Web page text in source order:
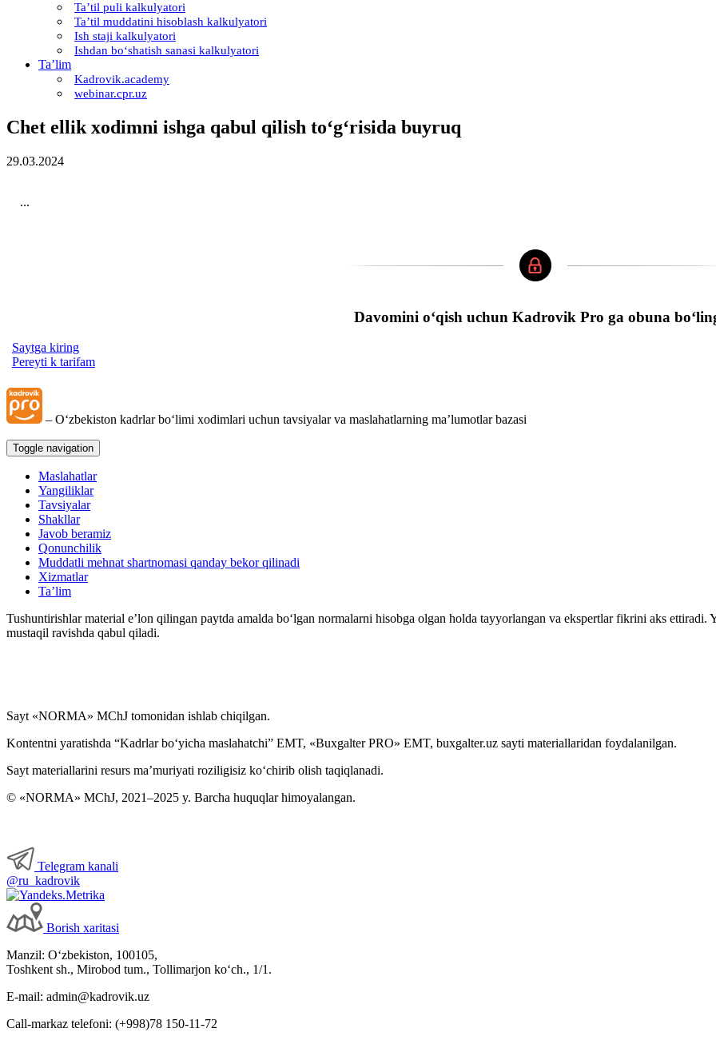
Ta’til puli kalkulyatori
Ta’til muddatini hisoblash kalkulyatori
Ish staji kalkulyatori
Ishdan boʻshatish sanasi kalkulyatori
Ta’lim
Kadrovik.academy
webinar.cpr.uz
Chet ellik хodimni ishga qabul qilish toʻgʻrisida buyruq
29.03.2024
...
Davomini oʻqish uchun Kadrovik Pro ga obuna
Saytga kiring
Pereyti k tarifam
– Oʻzbekiston kadrlar boʻlimi хodimlari uchun tavsiyalar va maslahatlarning ma’lumotlar bazasi
Toggle navigation
Maslahatlar
Yangiliklar
Tavsiyalar
Shakllar
Javob beramiz
Qonunchilik
Muddatli mehnat shartnomasi qanday bekor qilinadi
Xizmatlar
Ta’lim
Tushuntirishlar material e’lon qilingan paytda amalda boʻlgan normalarni hisobga olgan holda tayyorlangan va ekspertlar fikrini aks
mustaqil ravishda qabul qiladi.
Sayt «NORMA» MChJ tomonidan ishlab chiqilgan.
Kontentni yaratishda “Kadrlar boʻyicha maslahatchi” EMT, «Buxgalter PRO» EMT, buxgalter.uz sayti materiallaridan foydalanilgan.
Sayt materiallarini resurs ma’muriyati roziligisiz koʻchirib olish taqiqlanadi.
© «NORMA» MChJ, 2021–2025 y. Barcha huquqlar himoyalangan.
Telegram kanali
@ru_kadrovik
Borish хaritasi
Manzil: Oʻzbekiston, 100105,
Toshkent sh., Mirobod tum., Tollimarjon koʻch., 1/1.
E-mail: admin@kadrovik.uz
Call-markaz telefoni: (+998)78 150-11-72